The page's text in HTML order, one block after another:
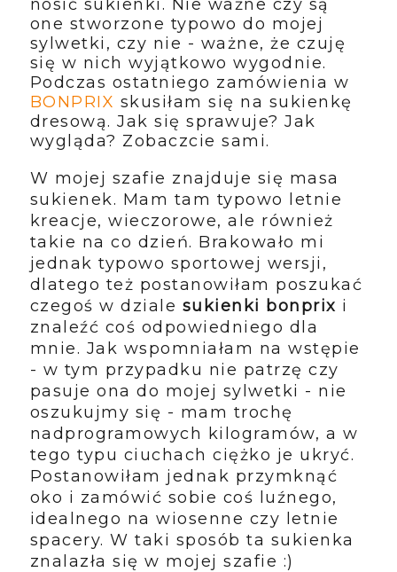
nosić sukienki. Nie ważne czy są
one stworzone typowo do mojej
sylwetki, czy nie - ważne, że czuję
się w nich wyjątkowo wygodnie.
Podczas ostatniego zamówienia w
BONPRIX skusiłam się na sukienkę
dresową. Jak się sprawuje? Jak
wygląda? Zobaczcie sami.
W mojej szafie znajduje się masa
sukienek. Mam tam typowo letnie
kreacje, wieczorowe, ale również
takie na co dzień. Brakowało mi
jednak typowo sportowej wersji,
dlatego też postanowiłam poszukać
czegoś w dziale sukienki bonprix i
znaleźć coś odpowiedniego dla
mnie. Jak wspomniałam na wstępie
- w tym przypadku nie patrzę czy
pasuje ona do mojej sylwetki - nie
oszukujmy się - mam trochę
nadprogramowych kilogramów, a w
tego typu ciuchach ciężko je ukryć.
Postanowiłam jednak przymknąć
oko i zamówić sobie coś luźnego,
idealnego na wiosenne czy letnie
spacery. W taki sposób ta sukienka
znalazła się w mojej szafie :)